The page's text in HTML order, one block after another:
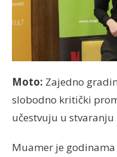
Moto: Zajedno
slobodno kritički
učestvuju u
Muamer je